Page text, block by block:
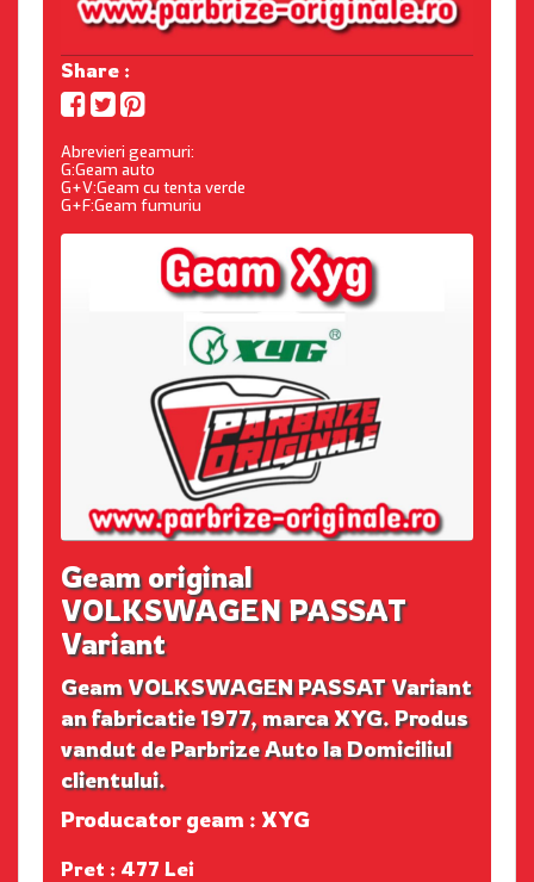
Share :
Abrevieri geamuri:
G:Geam auto
G+V:Geam cu tenta verde
G+F:Geam fumuriu
Geam original
VOLKSWAGEN PASSAT
Variant
Geam VOLKSWAGEN PASSAT Variant
an fabricatie 1977, marca XYG. Produs
vandut de Parbrize Auto la Domiciliul
clientului.
Producator geam : XYG
Pret : 477 Lei